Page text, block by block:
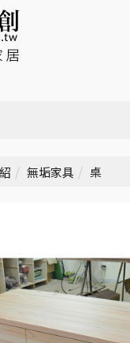
無垢家具 桌